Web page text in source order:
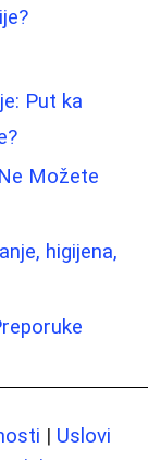
Put ka
Možete
higijena,
| Uslovi